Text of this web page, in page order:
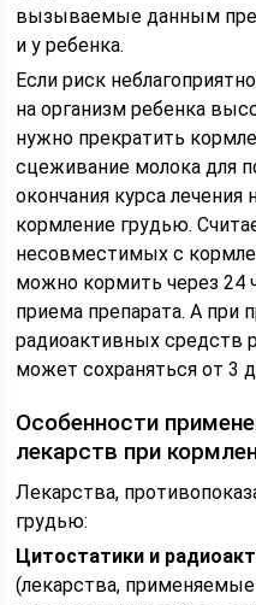
вызываемые данным
и у ребенка.
Если риск
на организм ребенка
нужно прекратить
сцеживание молока для
окончания курса
кормление грудью.
несовместимых с
можно кормить через 24
приема препарата. А при
радиоактивных средств
может сохраняться от 3
Особенности
лекарств при
Лекарства,
грудью:
Цитостатики и
(лекарства, применяемые